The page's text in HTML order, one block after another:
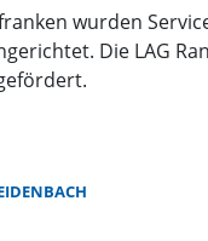
wurden
Die LAG